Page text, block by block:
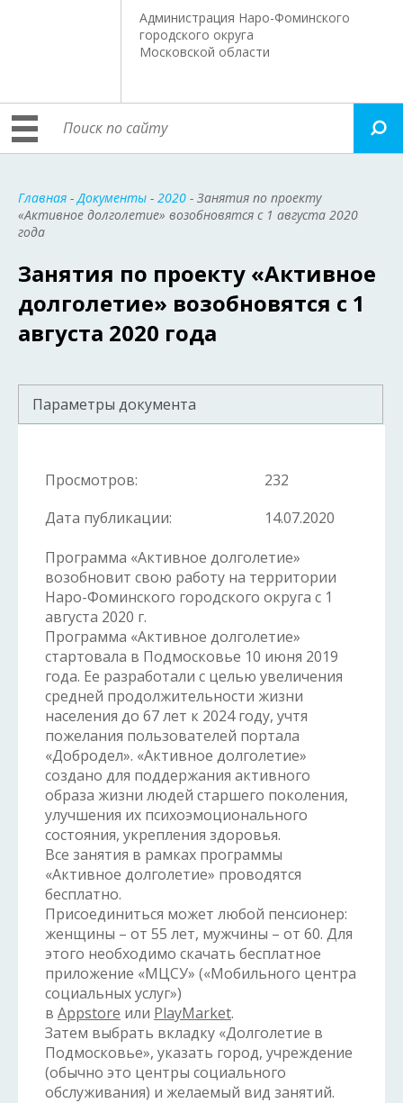
Администрация Наро-Фоминского
городского округа
Московской области
Главная -Документы - 2020 - Занятия по проекту
«Активное долголетие» возобновятся с 1 августа 2020
года
Занятия по проекту «Активное
долголетие» возобновятся с 1
августа 2020 года
Параметры документа
Просмотров:
232
Дата публикации:
14.07.2020
Программа «Активное долголетие»
возобновит свою работу на территории
Наро-Фоминского городского округа с 1
августа 2020 г.
Программа «Активное долголетие»
стартовала в Подмосковье 10 июня 2019
года. Ее разработали с целью увеличения
средней продолжительности жизни
населения до 67 лет к 2024 году, учтя
пожелания пользователей портала
«Добродел». «Активное долголетие»
создано для поддержания активного
образа жизни людей старшего поколения,
улучшения их психоэмоционального
состояния, укрепления здоровья.
Все занятия в рамках программы
«Активное долголетие» проводятся
бесплатно.
Присоединиться может любой пенсионер:
женщины – от 55 лет, мужчины – от 60. Для
этого необходимо скачать бесплатное
приложение «МЦСУ» («Мобильного центра
социальных услуг»)
в Appstore или PlayMarket.
Затем выбрать вкладку «Долголетие в
Подмосковье», указать город, учреждение
(обычно это центры социального
обслуживания) и желаемый вид занятий.